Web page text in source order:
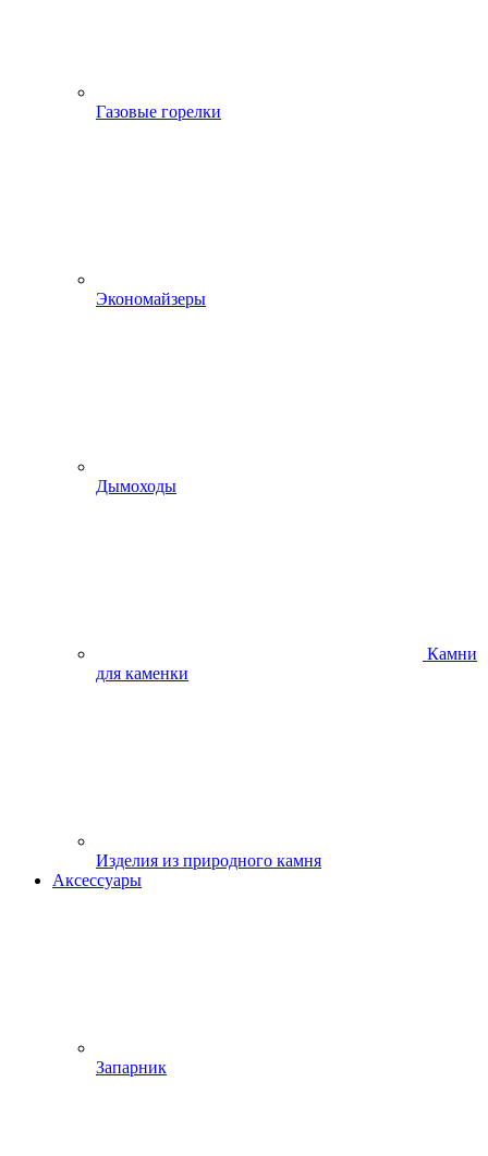
Газовые горелки
Экономайзеры
Дымоходы
Камни
для каменки
Изделия из природного камня
Аксессуары
Запарник